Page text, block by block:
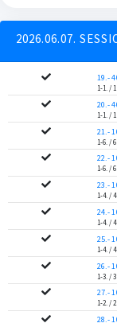
2026.06.07.
19.-
1-1. / 1
20.-
1-1. / 1
21.-
1-6. / 6
22.-
1-6. / 6
23.-
1-4. / 4
24.-
1-4. / 4
25.-
1-4. / 4
26.-
1-3. / 3
27.-
1-2. / 2
28.-